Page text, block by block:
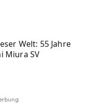
Welt: 55 Jahre
Miura SV